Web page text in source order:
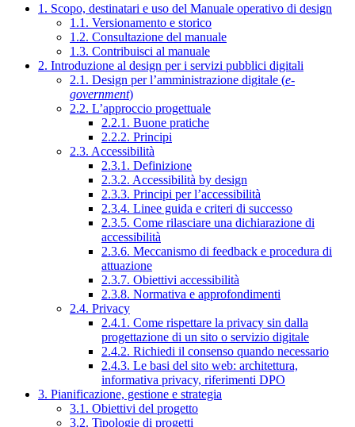
1. Scopo, destinatari e uso del Manuale operativo di design
1.1. Versionamento e storico
1.2. Consultazione del manuale
1.3. Contribuisci al manuale
2. Introduzione al design per i servizi pubblici digitali
2.1. Design per l’amministrazione digitale (e-
government)
2.2. L’approccio progettuale
2.2.1. Buone pratiche
2.2.2. Principi
2.3. Accessibilità
2.3.1. Definizione
2.3.2. Accessibilità by design
2.3.3. Principi per l’accessibilità
2.3.4. Linee guida e criteri di successo
2.3.5. Come rilasciare una dichiarazione di
accessibilità
2.3.6. Meccanismo di feedback e procedura di
attuazione
2.3.7. Obiettivi accessibilità
2.3.8. Normativa e approfondimenti
2.4. Privacy
2.4.1. Come rispettare la privacy sin dalla
progettazione di un sito o servizio digitale
2.4.2. Richiedi il consenso quando necessario
2.4.3. Le basi del sito web: architettura,
informativa privacy, riferimenti DPO
3. Pianificazione, gestione e strategia
3.1. Obiettivi del progetto
3.2. Tipologie di progetti